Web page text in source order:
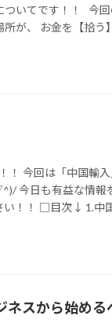
ついてです！！ 今
所が、 お金を【拾う
！ 今回は「中国輸
今日も有益な情報
い！！ □目次↓ 1.中
ネスから始める